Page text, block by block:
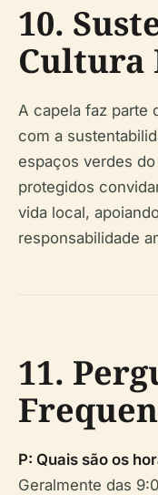
10.
Cultura
A capela faz parte
com a
espaços verdes
protegidos
vida local,
responsabilidade
11.
P: Quais são os
Geralmente das